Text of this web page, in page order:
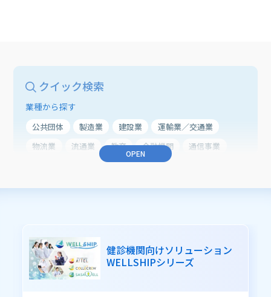
クイック検索
業種から探す
公共団体 製造業 建設業
運輸業／交通業
物流業
流通業 教育 金融機関
通信事業
医療・ヘルスケア 業種共通
CRM（顧客接点力強化）
子育て支援
住民サービスの向上
職員サービスの向上
OPEN
健診機関向けソリューション
WELLSHIPシリーズ